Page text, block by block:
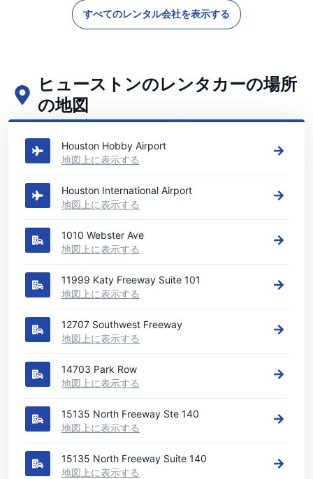
すべてのレンタル会社を表示する
ヒューストンのレンタカーの場所
の地図
ヒューストンの主要なレンタカーの場所をご覧ください
Houston Hobby Airport
地図上に表示する
Houston International Airport
地図上に表示する
1010 Webster Ave
地図上に表示する
11999 Katy Freeway Suite 101
地図上に表示する
12707 Southwest Freeway
地図上に表示する
14703 Park Row
地図上に表示する
15135 North Freeway Ste 140
地図上に表示する
15135 North Freeway Suite 140
地図上に表示する